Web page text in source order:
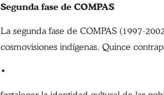
Segunda fase de COMPAS
La segunda fase de COMPAS (1997-
cosmovisiones indígenas. Quince
•